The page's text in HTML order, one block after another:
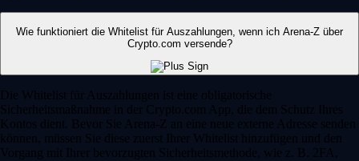
Wie funktioniert die Whitelist für Auszahlungen, wenn ich Arena-Z über
Crypto.com versende?
Die Whitelist für Auszahlungen ist eine obligatorische
Sicherheitsmaßnahme in der Crypto.com App, die dem Schutz Ihres
Kontos dient. Bevor Sie Arena-Z an eine neue externe Adresse senden
können, müssen Sie diese zuerst Ihrer Whitelist hinzufügen und den
Vorgang mit Ihrer bevorzugten Sicherheitsmethode, wie z. B. 2FA,